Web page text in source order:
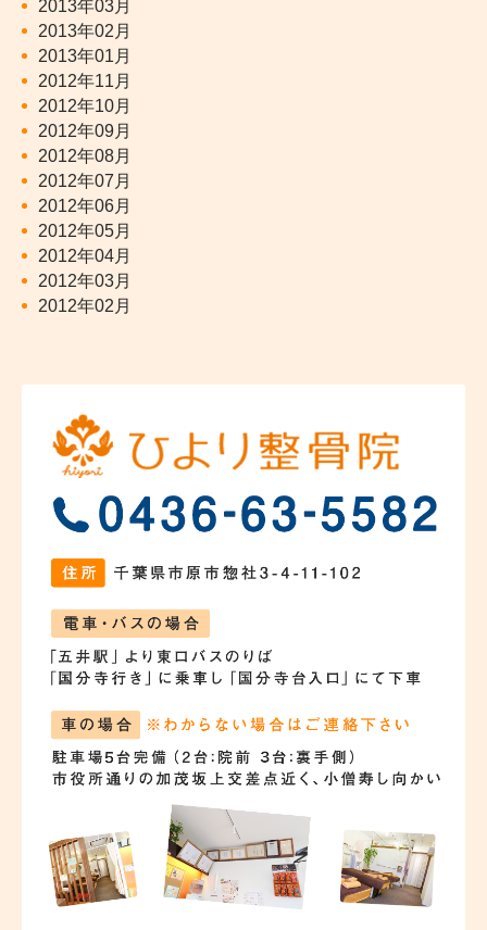
2013年03月
2013年02月
2013年01月
2012年11月
2012年10月
2012年09月
2012年08月
2012年07月
2012年06月
2012年05月
2012年04月
2012年03月
2012年02月